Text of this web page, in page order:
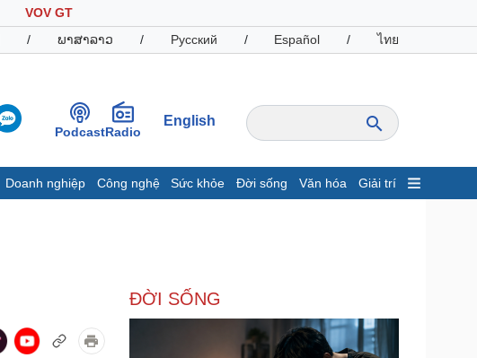
VOV GT
/ ພາສາລາວ / Русский / Español / ไทย
PodcastRadio
English
Doanh nghiệp Công nghệ Sức khỏe Đời sống Văn hóa Giải trí
Giá cà phê
ĐỜI SỐNG